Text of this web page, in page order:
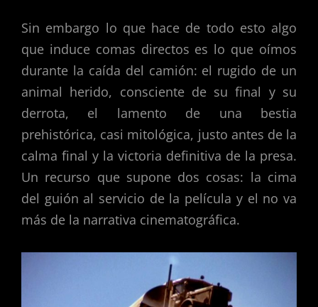
Sin embargo lo que hace de todo esto algo
que induce comas directos es lo que oímos
durante la caída del camión: el rugido de un
animal herido, consciente de su final y su
derrota, el lamento de una bestia
prehistórica, casi mitológica, justo antes de la
calma final y la victoria definitiva de la presa.
Un recurso que supone dos cosas: la cima
del guión al servicio de la película y el no va
más de la narrativa cinematográfica.